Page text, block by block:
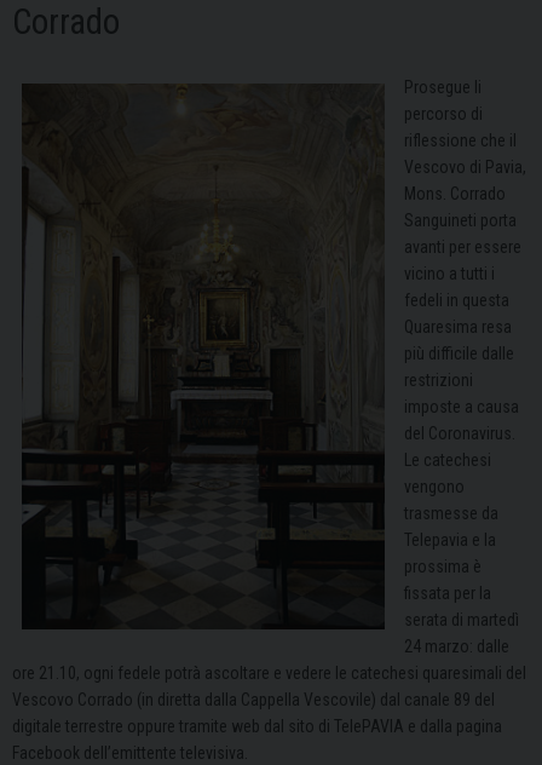
Corrado
Prosegue li
percorso di
riflessione che il
Vescovo di Pavia,
Mons. Corrado
Sanguineti porta
avanti per essere
vicino a tutti i
fedeli in questa
Quaresima resa
più difficile dalle
restrizioni
imposte a causa
del Coronavirus.
Le catechesi
vengono
trasmesse da
Telepavia e la
prossima è
fissata per la
serata di martedì
24 marzo: dalle
ore 21.10, ogni fedele potrà ascoltare e vedere le catechesi quaresimali del
Vescovo Corrado (in diretta dalla Cappella Vescovile) dal canale 89 del
digitale terrestre oppure tramite web dal sito di TelePAVIA e dalla pagina
Facebook dell’emittente televisiva.